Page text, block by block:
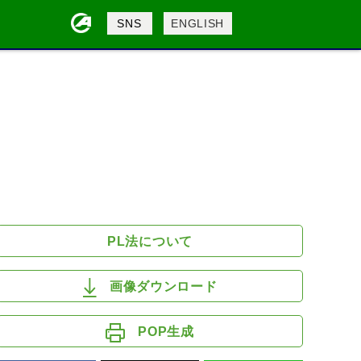
SNS ENGLISH
PL法について
画像ダウンロード
POP生成